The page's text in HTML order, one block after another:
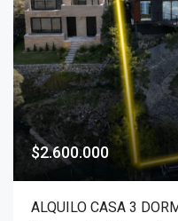
$2.600.000